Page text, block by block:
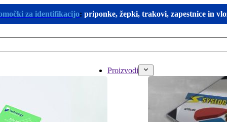
za identifikacijo: priponke, žepki, trakovi, zapestnice in
Proizvodi